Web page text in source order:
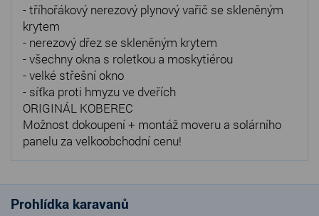
- tříhořákový nerezový plynový vařič se skleněným
krytem
- nerezový dřez se skleněným krytem
- všechny okna s roletkou a moskytiérou
- velké střešní okno
- síťka proti hmyzu ve dveřích
ORIGINÁL KOBEREC
Možnost dokoupení + montáž moveru a solárního
panelu za velkoobchodní cenu!
Prohlídka karavanů